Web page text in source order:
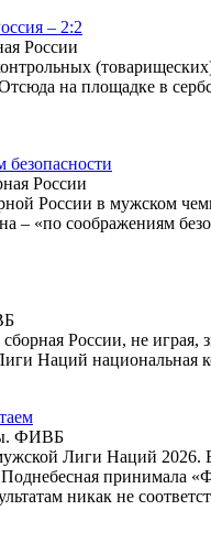
– 2:2
России
на площадке в
России
России в мужском
– «по соображениям
России, не играя,
Наций
ФИВБ
Лиги Наций 2026.
принимала
никак не